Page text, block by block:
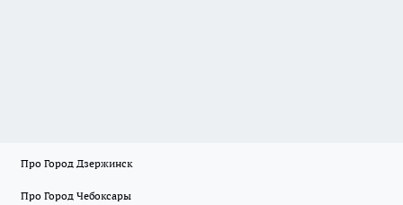
Про Город Дзержинск
Про Город Чебоксары